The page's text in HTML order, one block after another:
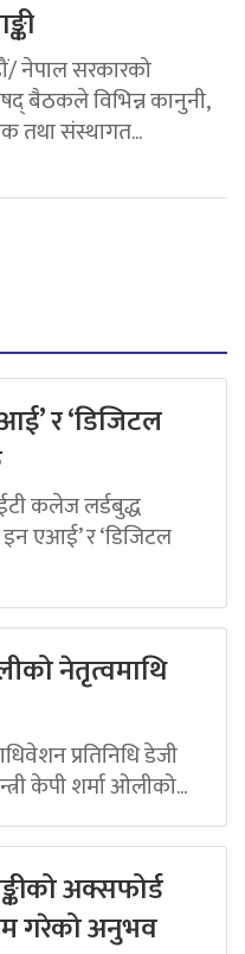
नेपाल सरकारको
बैठकले विभिन्न कानुनी,
तथा संस्थागत...
र ‘डिजिटल
कलेज लर्डबुद्ध
एआई’ र ‘डिजिटल
नेतृत्वमाथि
प्रतिनिधि डेजी
केपी शर्मा ओलीको...
अक्सफोर्ड
गरेको अनुभव